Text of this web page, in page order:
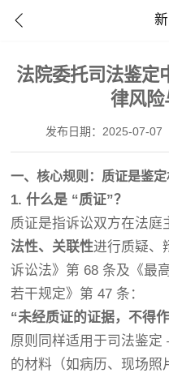
法院委托司法鉴定
律风险
发布日期：2025-07-07
一、核心规则：质证是鉴
1. 什么是 “质证”？
质证是指诉讼双方在法庭
法性、关联性进行质疑、
诉讼法》第 68 条及《最
若干规定》第 47 条：
“未经质证的证据，不得
原则同样适用于司法鉴
的材料（如病历、现场照